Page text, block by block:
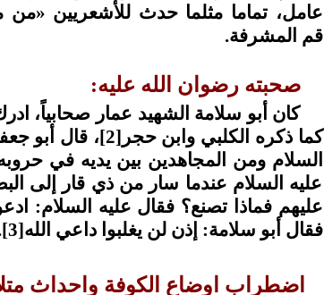
عامل، تماما مثلما حدث للأشعريين
قم المشرفة.
صحبته رضوان الله عليه:
كان أبو سلامة الشهيد عمار صحابياً،
كما ذكره الكلبي وابن حجر [2]
، قال أبو
السلام ومن المجاهدين بين يديه في
عليه السلام عندما سار من ذي قار إلى
عليهم فماذا تصنع؟ فقال عليه السلام:
فقال أبو سلامة: إذن لن يغلبوا داعي الله[3]
اضطراب اوضاع الكوفة واحداث